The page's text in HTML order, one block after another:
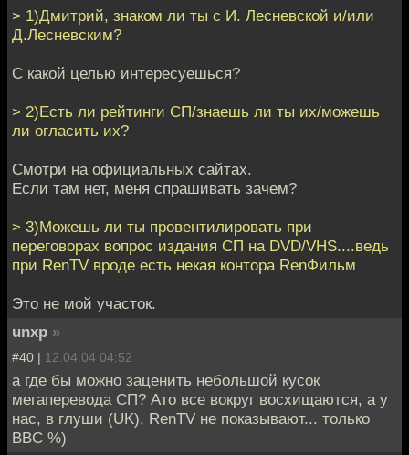
> 1)Дмитрий, знаком ли ты с И. Лесневской и/или
Д.Лесневским?
С какой целью интересуешься?
> 2)Есть ли рейтинги СП/знаешь ли ты их/можешь
ли огласить их?
Смотри на официальных сайтах.
Если там нет, меня спрашивать зачем?
> 3)Можешь ли ты провентилировать при
переговорах вопрос издания СП на DVD/VHS....ведь
при RenTV вроде есть некая контора RenФильм
Это не мой участок.
unxp »
#40 | 12.04.04 04:52
а где бы можно заценить небольшой кусок
мегаперевода СП? Ато все вокруг восхищаются, а у
нас, в глуши (UK), RenTV не показывают... только
BBC %)